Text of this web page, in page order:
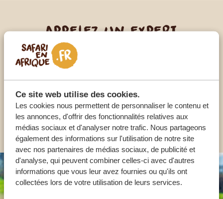
Ce site web utilise des cookies.
Les cookies nous permettent de personnaliser le contenu et
les annonces, d'offrir des fonctionnalités relatives aux
médias sociaux et d'analyser notre trafic. Nous partageons
également des informations sur l'utilisation de notre site
avec nos partenaires de médias sociaux, de publicité et
d'analyse, qui peuvent combiner celles-ci avec d'autres
informations que vous leur avez fournies ou qu'ils ont
collectées lors de votre utilisation de leurs services.
Appelez un expert
NOS SPÉCIALISTES SONT LÀ POUR VOUS
FR: +33 2 57 88 00 88
AUTRES PAYS